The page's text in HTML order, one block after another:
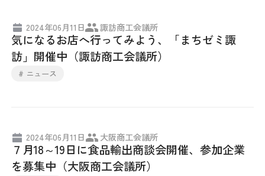
採用情報
2024年06月11日 諏訪商工会議所
気になるお店へ行ってみよう、「まちゼミ諏
訪」開催中（諏訪商工会議所）
# ニュース
2024年06月11日 大阪商工会議所
７月18～19日に食品輸出商談会開催、参加企業
を募集中（大阪商工会議所）